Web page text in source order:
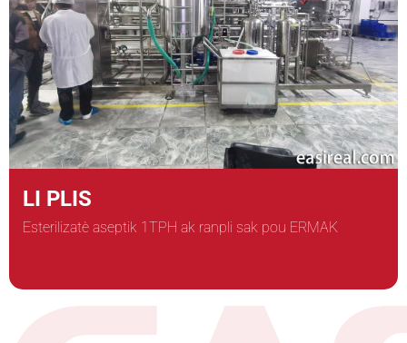
LI PLIS
Esterilizatè aseptik 1TPH ak ranpli sak pou ERMAK